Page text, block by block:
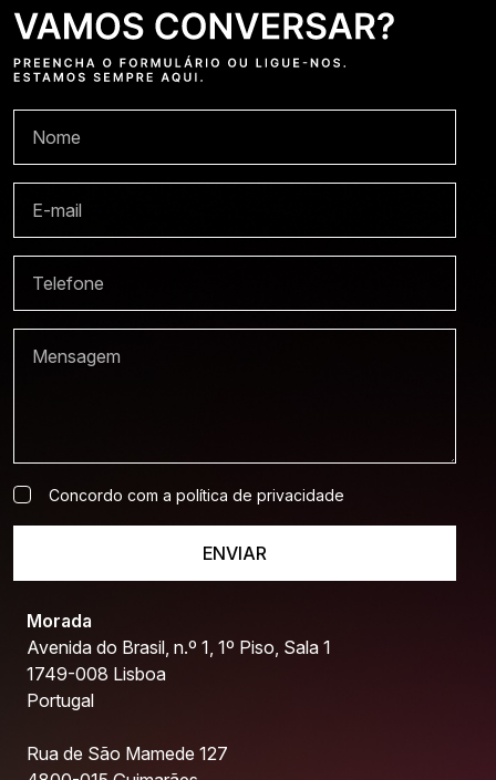
Concordo com a política de privacidade
ENVIAR
Morada
Avenida do Brasil, n.º 1, 1º Piso, Sala 1
1749-008 Lisboa
Portugal
Rua de São Mamede 127